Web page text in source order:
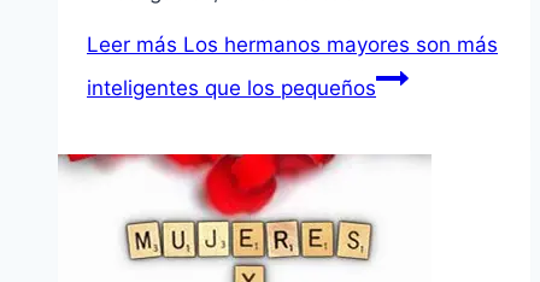
Leer más Los hermanos mayores son más
inteligentes que los pequeños